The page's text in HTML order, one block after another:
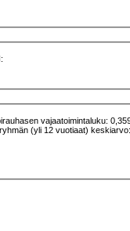
vajaatoimintaluku:
(yli 12 vuotiaat)